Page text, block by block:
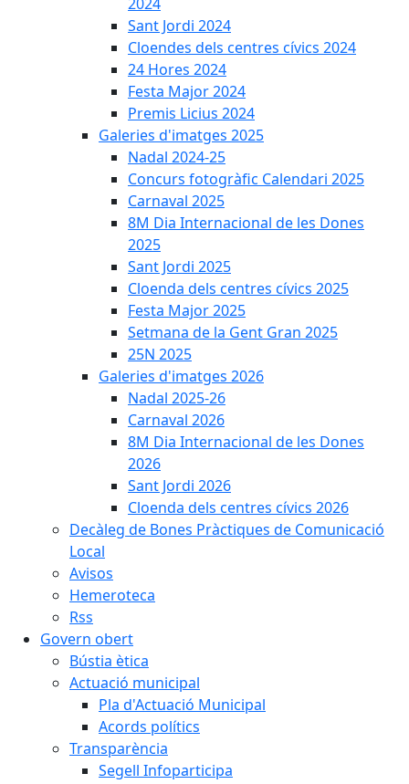
Sant Jordi 2024
Cloendes dels centres cívics 2024
24 Hores 2024
Festa Major 2024
Premis Licius 2024
Galeries d'imatges 2025
Nadal 2024-25
Concurs fotogràfic Calendari 2025
Carnaval 2025
8M Dia Internacional de les Dones
2025
Sant Jordi 2025
Cloenda dels centres cívics 2025
Festa Major 2025
Setmana de la Gent Gran 2025
25N 2025
Galeries d'imatges 2026
Nadal 2025-26
Carnaval 2026
8M Dia Internacional de les Dones
2026
Sant Jordi 2026
Cloenda dels centres cívics 2026
Decàleg de Bones Pràctiques de Comunicació
Local
Avisos
Hemeroteca
Rss
Govern obert
Bústia ètica
Actuació municipal
Pla d'Actuació Municipal
Acords polítics
Transparència
Segell Infoparticipa